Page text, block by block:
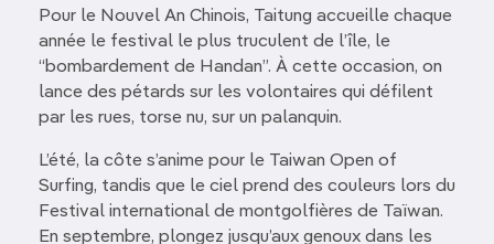
Pour le Nouvel An Chinois, Taitung accueille chaque
année le festival le plus truculent de l’île, le
“bombardement de Handan”. À cette occasion, on
lance des pétards sur les volontaires qui défilent
par les rues, torse nu, sur un palanquin.
L’été, la côte s’anime pour le Taiwan Open of
Surfing, tandis que le ciel prend des couleurs lors du
Festival international de montgolfières de Taïwan.
En septembre, plongez jusqu’aux genoux dans les